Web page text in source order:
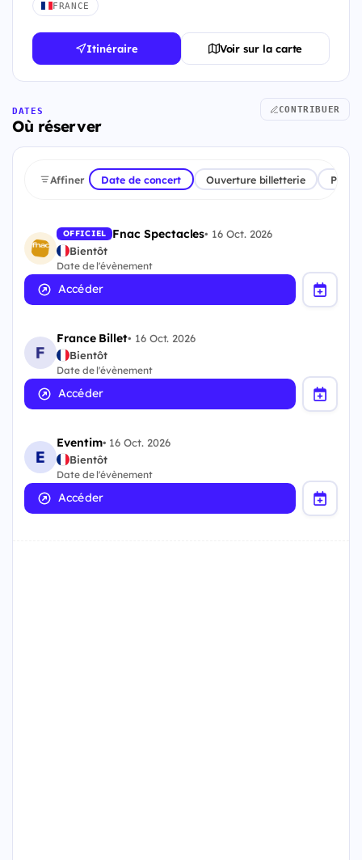
FRANCE
Itinéraire Voir sur la carte
DATES
Où réserver
CONTRIBUER
Affiner Date de concert Ouverture billetterie
OFFICIEL Fnac Spectacles• 16 Oct. 2026
Bientôt
Date de l'évènement
Accéder
France Billet• 16 Oct. 2026
Bientôt
Date de l'évènement
Accéder
Eventim• 16 Oct. 2026
Bientôt
Date de l'évènement
Accéder